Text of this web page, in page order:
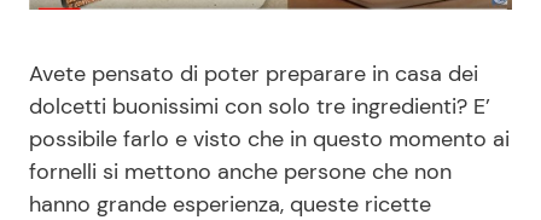
Casa
Moda e Style
Consigli di Cucina
Dolci
Avete pensato di poter preparare in casa dei
dolcetti buonissimi con solo tre ingredienti? E’
possibile farlo e visto che in questo momento ai
fornelli si mettono anche persone che non
hanno grande esperienza, queste ricette